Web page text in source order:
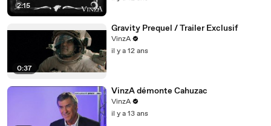
2:15
0:37
Gravity Prequel / Trailer Exclusif
VinzA
il y a 12 ans
VinzA démonte Cahuzac
VinzA
il y a 13 ans